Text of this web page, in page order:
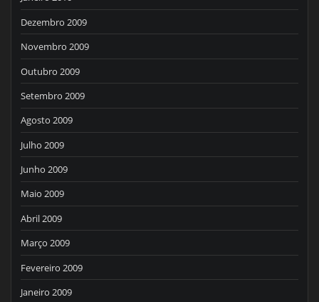
Dezembro 2009
Novembro 2009
Outubro 2009
Setembro 2009
Agosto 2009
Julho 2009
Junho 2009
Maio 2009
Abril 2009
Março 2009
Fevereiro 2009
Janeiro 2009